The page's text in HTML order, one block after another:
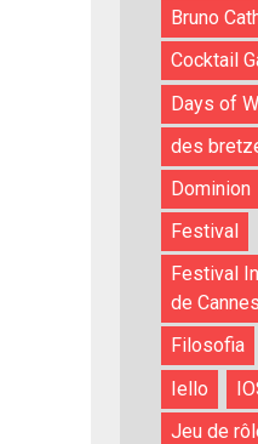
Bruno
Cocktail
Days of
des
Dominion
Festival
Festival
de Cannes
Filosofia
Iello
Jeu de